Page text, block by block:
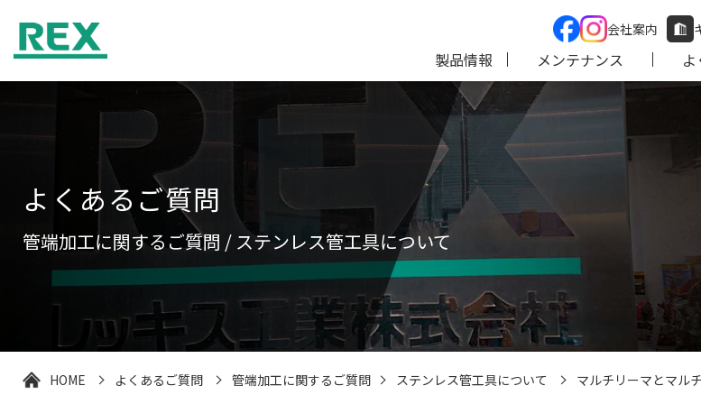
会社案内
製品情報 メンテナンス
よくあるご質問
管端加工に関するご質問 / ステンレス管工具について
HOME よくあるご質問 管端加工に関するご質問 ステンレス管工具について マルチリーマとマル